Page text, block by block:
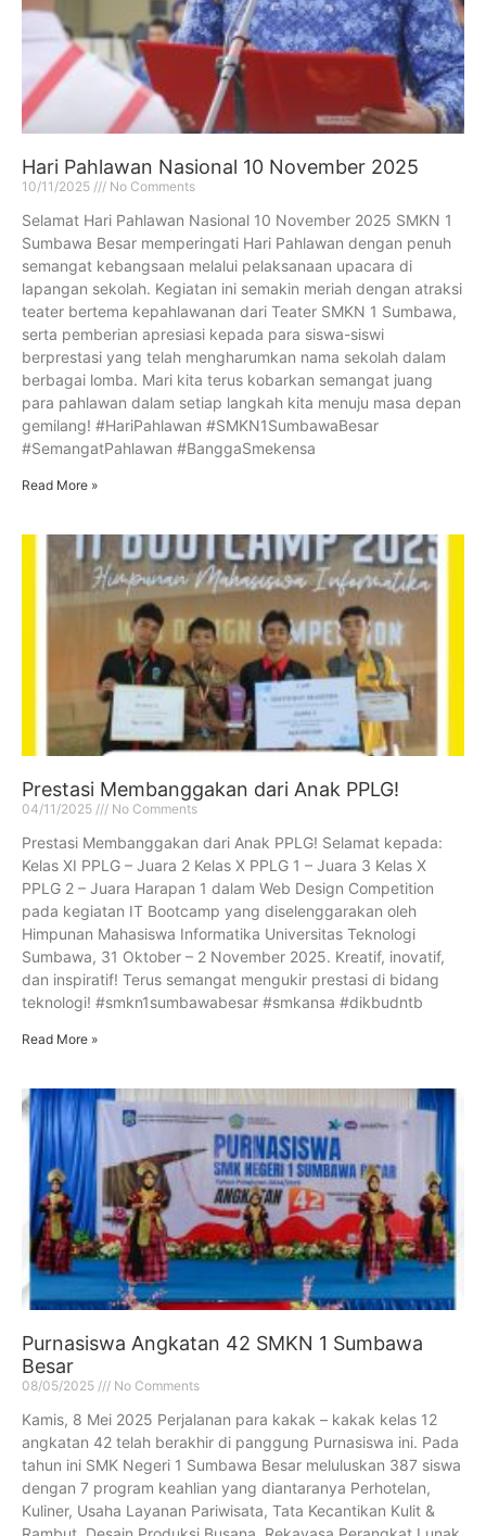
Hari Pahlawan Nasional 10 November 2025
10/11/2025 No Comments
Selamat Hari Pahlawan Nasional 10 November 2025 SMKN 1
Sumbawa Besar memperingati Hari Pahlawan dengan penuh
semangat kebangsaan melalui pelaksanaan upacara di
lapangan sekolah. Kegiatan ini semakin meriah dengan atraksi
teater bertema kepahlawanan dari Teater SMKN 1 Sumbawa,
serta pemberian apresiasi kepada para siswa-siswi
berprestasi yang telah mengharumkan nama sekolah dalam
berbagai lomba. Mari kita terus kobarkan semangat juang
para pahlawan dalam setiap langkah kita menuju masa depan
gemilang! #HariPahlawan #SMKN1SumbawaBesar
#SemangatPahlawan #BanggaSmekensa
Read More »
Prestasi Membanggakan dari Anak PPLG!
04/11/2025 No Comments
Prestasi Membanggakan dari Anak PPLG! Selamat kepada:
Kelas XI PPLG – Juara 2 Kelas X PPLG 1 – Juara 3 Kelas X
PPLG 2 – Juara Harapan 1 dalam Web Design Competition
pada kegiatan IT Bootcamp yang diselenggarakan oleh
Himpunan Mahasiswa Informatika Universitas Teknologi
Sumbawa, 31 Oktober – 2 November 2025. Kreatif, inovatif,
dan inspiratif! Terus semangat mengukir prestasi di bidang
teknologi! #smkn1sumbawabesar #smkansa #dikbudntb
Read More »
Purnasiswa Angkatan 42 SMKN 1 Sumbawa
Besar
08/05/2025 No Comments
Kamis, 8 Mei 2025 Perjalanan para kakak – kakak kelas 12
angkatan 42 telah berakhir di panggung Purnasiswa ini. Pada
tahun ini SMK Negeri 1 Sumbawa Besar meluluskan 387 siswa
dengan 7 program keahlian yang diantaranya Perhotelan,
Kuliner, Usaha Layanan Pariwisata, Tata Kecantikan Kulit &